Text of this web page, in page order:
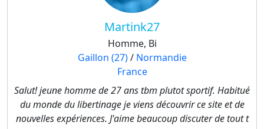
Martink27
Homme, Bi
Gaillon (27)/ Normandie
France
Salut! jeune homme de 27 ans tbm plutot sportif. Habitué
du monde du libertinage je viens découvrir ce site et de
nouvelles expériences. J'aime beaucoup discuter de tout t